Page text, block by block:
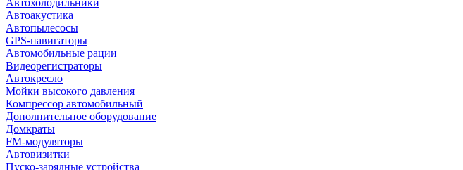
Автохолодильники
Автоакустика
Автопылесосы
GPS-навигаторы
Автомобильные рации
Видеорегистраторы
Автокресло
Мойки высокого давления
Компрессор автомобильный
Дополнительное оборудование
Домкраты
FM-модуляторы
Автовизитки
Пуско-зарядные устройства